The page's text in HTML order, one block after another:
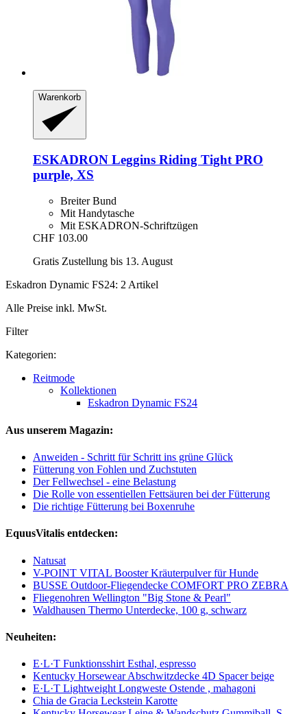
Warenkorb
ESKADRON Leggins Riding Tight PRO
purple, XS
Breiter Bund
Mit Handytasche
Mit ESKADRON-Schriftzügen
CHF 103.00
Gratis Zustellung bis 13. August
Eskadron Dynamic FS24: 2 Artikel
Alle Preise inkl. MwSt.
Filter
Kategorien:
Reitmode
Kollektionen
Eskadron Dynamic FS24
Aus unserem Magazin:
Anweiden - Schritt für Schritt ins grüne Glück
Fütterung von Fohlen und Zuchstuten
Der Fellwechsel - eine Belastung
Die Rolle von essentiellen Fettsäuren bei der Fütterung
Die richtige Fütterung bei Boxenruhe
EquusVitalis entdecken:
Natusat
V-POINT VITAL Booster Kräuterpulver für Hunde
BUSSE Outdoor-Fliegendecke COMFORT PRO ZEBRA
Fliegenohren Wellington "Big Stone & Pearl"
Waldhausen Thermo Unterdecke, 100 g, schwarz
Neuheiten:
E·L·T Funktionsshirt Esthal, espresso
Kentucky Horsewear Abschwitzdecke 4D Spacer beige
E·L·T Lightweight Longweste Ostende , mahagoni
Chia de Gracia Leckstein Karotte